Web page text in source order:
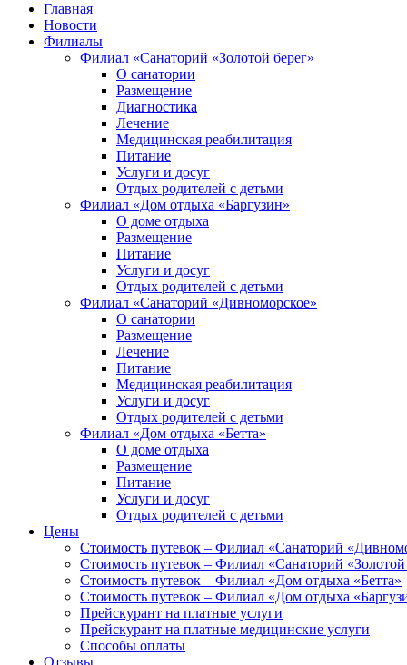
Главная
Новости
Филиалы
Филиал «Санаторий «Золотой берег»
О санатории
Размещение
Диагностика
Лечение
Медицинская реабилитация
Питание
Услуги и досуг
Отдых родителей с детьми
Филиал «Дом отдыха «Баргузин»
О доме отдыха
Размещение
Питание
Услуги и досуг
Отдых родителей с детьми
Филиал «Санаторий «Дивноморское»
О санатории
Размещение
Лечение
Питание
Медицинская реабилитация
Услуги и досуг
Отдых родителей с детьми
Филиал «Дом отдыха «Бетта»
О доме отдыха
Размещение
Питание
Услуги и досуг
Отдых родителей с детьми
Цены
Стоимость путевок – Филиал «Санаторий
Стоимость путевок – Филиал «Санаторий «Золотой
Стоимость путевок – Филиал «Дом отдыха «Бетта»
Стоимость путевок – Филиал «Дом отдыха
Прейскурант на платные услуги
Прейскурант на платные медицинские услуги
Способы оплаты
Отзывы